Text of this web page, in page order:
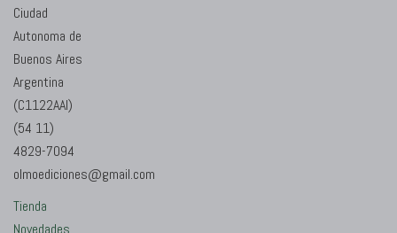
Ciudad
Autonoma de
Buenos Aires
Argentina
(C1122AAI)
(54 11)
4829-7094
olmoediciones@gmail.com
Tienda
Novedades